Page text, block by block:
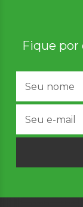
Fique por